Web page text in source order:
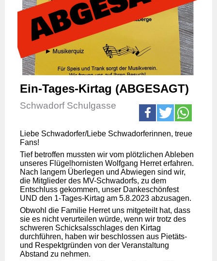
Ein-Tages-Kirtag (ABGESAGT)
Schwadorf Schulgasse
Liebe Schwadorfer/Liebe Schwadorferinnen, treue
Fans!
Tief betroffen mussten wir vom plötzlichen Ableben
unseres Flügelhornisten Wolfgang Herret erfahren.
Nach langem Überlegen und Abwiegen sind wir,
die Mitglieder des MV-Schwadorfs, zu dem
Entschluss gekommen, unser Dankeschönfest
UND den 1-Tages-Kirtag am 5.8.2023 abzusagen.
Obwohl die Familie Herret uns mitgeteilt hat, dass
sie es nicht verurteilen würde, wenn wir trotz des
schweren Schicksalsschlages den Kirtag
durchführen, haben wir beschlossen aus Pietäts-
und Respektgründen von der Veranstaltung
Abstand zu nehmen.